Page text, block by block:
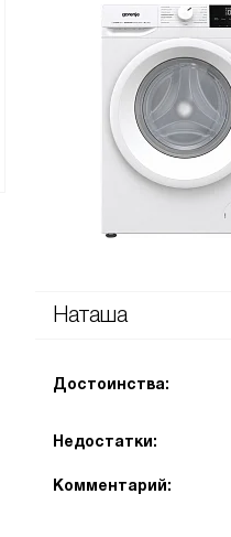
Наташа
Достоинства:
Недостатки:
Комментарий: